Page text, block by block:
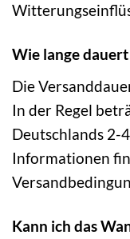
Wie lange
Die
In der Regel
Deutschlands 2-
Informationen
Kann ich das